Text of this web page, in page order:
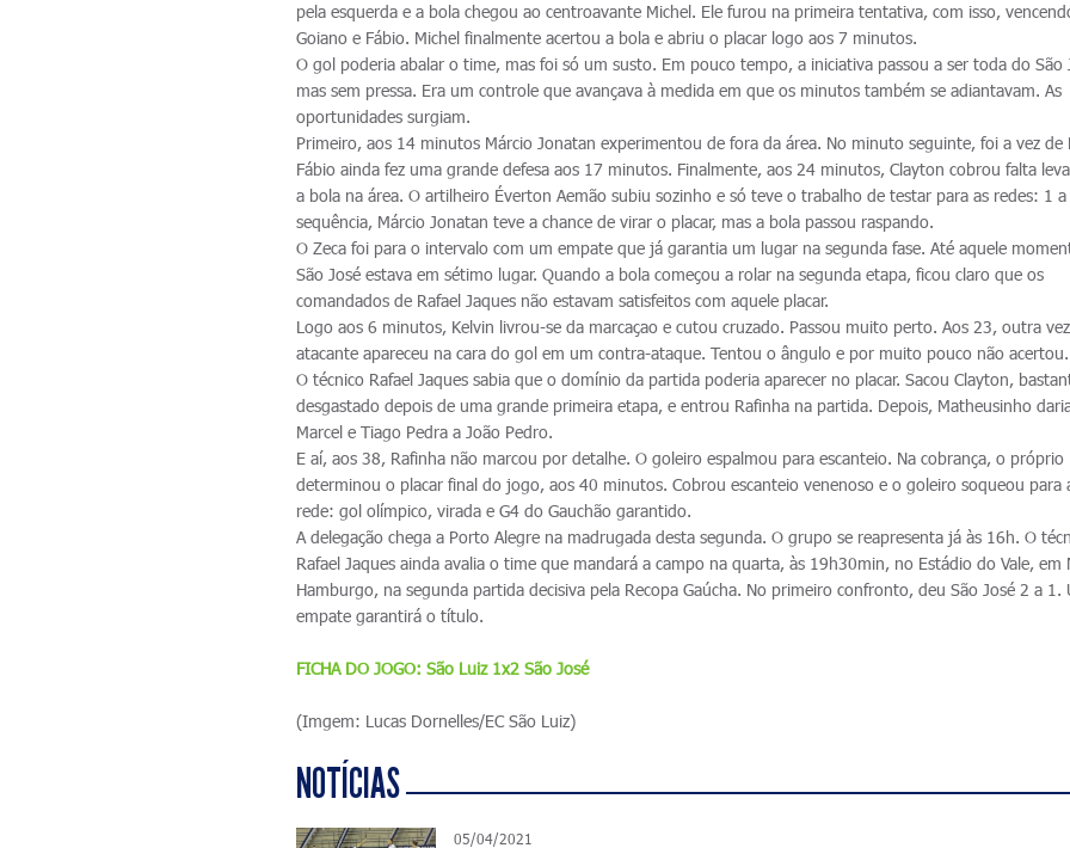
pela esquerda e a bola chegou ao centroavante Michel. Ele furou na primeira tentativa, com isso,
Goiano e Fábio. Michel finalmente acertou a bola e abriu o placar logo aos 7 minutos.
O gol poderia abalar o time, mas foi só um susto. Em pouco tempo, a iniciativa passou a ser toda do São
mas sem pressa. Era um controle que avançava à medida em que os minutos também se adiantavam. As
oportunidades surgiam.
Primeiro, aos 14 minutos Márcio Jonatan experimentou de fora da área. No minuto seguinte, foi a vez de
Fábio ainda fez uma grande defesa aos 17 minutos. Finalmente, aos 24 minutos, Clayton cobrou falta
a bola na área. O artilheiro Éverton Aemão subiu sozinho e só teve o trabalho de testar para as redes: 1 a
sequência, Márcio Jonatan teve a chance de virar o placar, mas a bola passou raspando.
O Zeca foi para o intervalo com um empate que já garantia um lugar na segunda fase. Até aquele
São José estava em sétimo lugar. Quando a bola começou a rolar na segunda etapa, ficou claro que os
comandados de Rafael Jaques não estavam satisfeitos com aquele placar.
Logo aos 6 minutos, Kelvin livrou-se da marcaçao e cutou cruzado. Passou muito perto. Aos 23, outra
atacante apareceu na cara do gol em um contra-ataque. Tentou o ângulo e por muito pouco não
O técnico Rafael Jaques sabia que o domínio da partida poderia aparecer no placar. Sacou Clayton,
desgastado depois de uma grande primeira etapa, e entrou Rafinha na partida. Depois, Matheusinho
Marcel e Tiago Pedra a João Pedro.
E aí, aos 38, Rafinha não marcou por detalhe. O goleiro espalmou para escanteio. Na cobrança, o próprio
determinou o placar final do jogo, aos 40 minutos. Cobrou escanteio venenoso e o goleiro soqueou para
rede: gol olímpico, virada e G4 do Gauchão garantido.
A delegação chega a Porto Alegre na madrugada desta segunda. O grupo se reapresenta já às 16h. O
Rafael Jaques ainda avalia o time que mandará a campo na quarta, às 19h30min, no Estádio do Vale, em
Hamburgo, na segunda partida decisiva pela Recopa Gaúcha. No primeiro confronto, deu São José 2 a 1.
empate garantirá o título.
FICHA DO JOGO: São Luiz 1x2 São José
(Imgem: Lucas Dornelles/EC São Luiz)
NOTÍCIAS
05/04/2021